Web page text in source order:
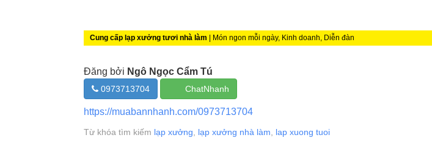
Cung cấp lạp xưởng tươi nhà làm | Món ngon mỗi ngày, Kinh doanh, Diễn đàn
Đăng bởi Ngô Ngọc Cẩm Tú
0973713704 ChatNhanh
https://muabannhanh.com/0973713704
Từ khóa tìm kiếm lạp xưởng lạp xưởng nhà làm lap xuong tuoi